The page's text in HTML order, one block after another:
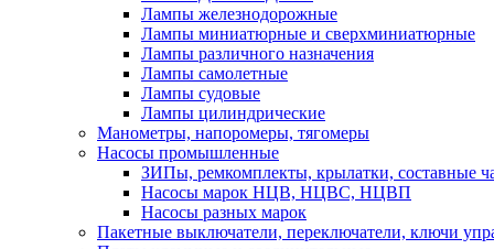
Лампы железнодорожные
Лампы миниатюрные и сверхминиатюрные
Лампы различного назначения
Лампы самолетные
Лампы судовые
Лампы цилиндрические
Манометры, напоромеры, тягомеры
Насосы промышленные
ЗИПы, ремкомплекты, крылатки, составные
Насосы марок НЦВ, НЦВС, НЦВП
Насосы разных марок
Пакетные выключатели, переключатели, ключи